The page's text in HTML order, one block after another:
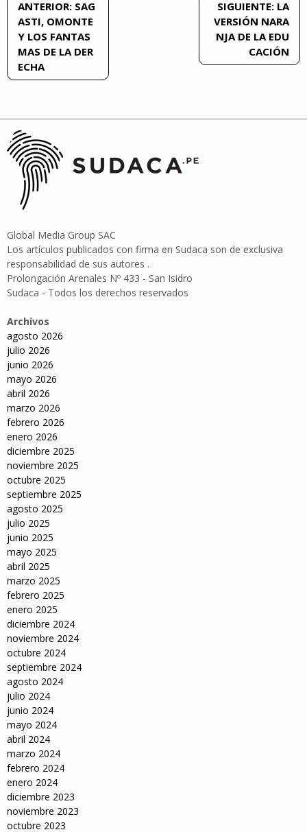
Navegación
de
entradas
ANTERIOR: SAG
ASTI, OMONTE
Y LOS FANTAS
MAS DE LA DER
ECHA
SIGUIENTE: LA
VERSIÓN NARA
NJA DE LA EDU
CACIÓN
Global Media Group SAC
Los artículos publicados con firma en Sudaca son de exclusiva
responsabilidad de sus autores .
Prolongación Arenales Nº 433 - San Isidro
Sudaca - Todos los derechos reservados
Archivos
agosto 2026
julio 2026
junio 2026
mayo 2026
abril 2026
marzo 2026
febrero 2026
enero 2026
diciembre 2025
noviembre 2025
octubre 2025
septiembre 2025
agosto 2025
julio 2025
junio 2025
mayo 2025
abril 2025
marzo 2025
febrero 2025
enero 2025
diciembre 2024
noviembre 2024
octubre 2024
septiembre 2024
agosto 2024
julio 2024
junio 2024
mayo 2024
abril 2024
marzo 2024
febrero 2024
enero 2024
diciembre 2023
noviembre 2023
octubre 2023